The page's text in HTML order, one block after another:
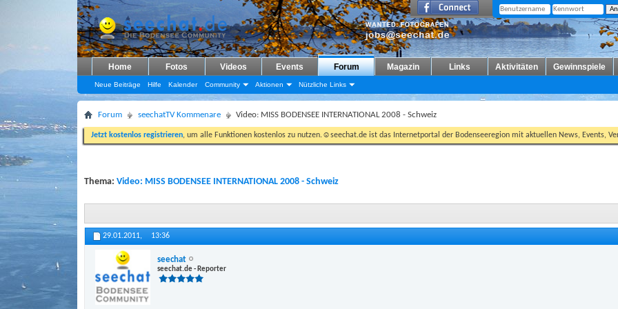
Home Fotos Videos Events Forum
Neue Beiträge Hilfe Kalender Community Aktionen Nützliche Links
Magazin Links Aktivitäten Gewinnspiele
Forum seechatTV Kommenare Video: MISS BODENSEE INTERNATIONAL 2008 - Schweiz
Jetzt kostenlos registrieren, um alle Funktionen kostenlos zu nutzen.☺seechat.de ist das Internetportal der Bodenseeregion mit aktuellen News, Events,
Thema: Video: MISS BODENSEE INTERNATIONAL 2008 - Schweiz
29.01.2011, 13:36
seechat
seechat.de - Reporter